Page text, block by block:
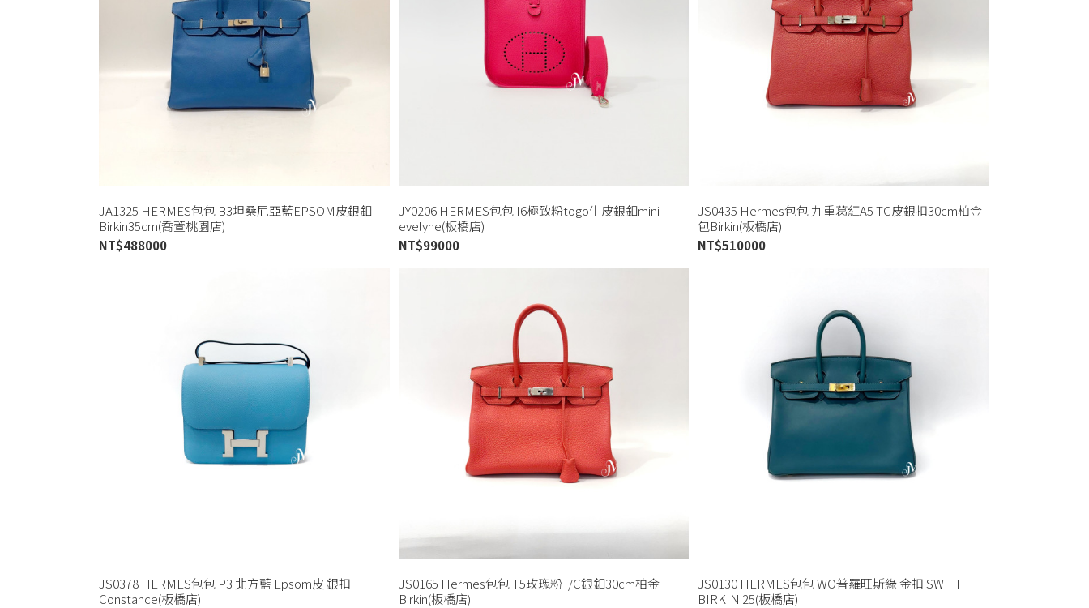
JA1325 HERMES包包 B3坦桑尼亞藍EPSOM皮銀釦
Birkin35cm(喬萱桃園店)
NT$488000
JY0206 HERMES包包 I6極致粉togo牛皮銀釦mini
evelyne(板橋店)
NT$99000
JS0435 Hermes包包 九重葛紅A5 TC皮銀扣30cm柏金
包Birkin(板橋店)
NT$510000
JS0378 HERMES包包 P3 北方藍 Epsom皮 銀扣
Constance(板橋店)
JS0165 Hermes包包 T5玫瑰粉T/C銀釦30cm柏金
Birkin(板橋店)
JS0130 HERMES包包 WO普羅旺斯綠 金扣 SWIFT
BIRKIN 25(板橋店)